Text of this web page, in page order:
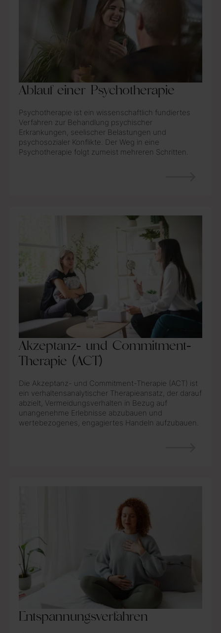
Ablauf einer Psychotherapie
Psychotherapie ist ein wissenschaftlich fundiertes
Verfahren zur Behandlung psychischer
Erkrankungen, seelischer Belastungen und
psychosozialer Konflikte. Der Weg in eine
Psychotherapie folgt zumeist mehreren Schritten.
Akzeptanz- und Commitment-
Therapie (ACT)
Die Akzeptanz- und Commitment-Therapie (ACT) ist
ein verhaltensanalytischer Therapieansatz, der darauf
abzielt, Vermeidungsverhalten in Bezug auf
unangenehme Erlebnisse abzubauen und
wertebezogenes, engagiertes Handeln aufzubauen.
Entspannungsverfahren